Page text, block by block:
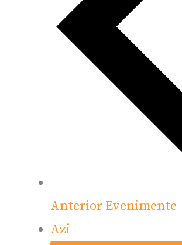
Anterior Evenimente
Azi